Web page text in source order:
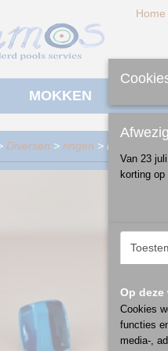
Home
MOKKEN
Diversen > ringen > ring
Afwezig
Van 23
korting
Op
Cookies
functies
media-,